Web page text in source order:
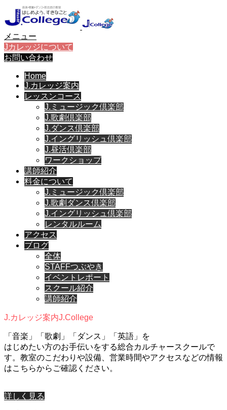
メニュー
Jカレッジについて
お問い合わせ
Home
J.カレッジ案内
レッスンコース
J.ミュージック倶楽部
J.歌劇倶楽部
J.ダンス倶楽部
J.イングリッシュ倶楽部
J.昼活倶楽部
ワークショップ
講師紹介
料金について
J.ミュージック倶楽部
J.歌劇ダンス倶楽部
J.イングリッシュ倶楽部
レンタルルーム
アクセス
ブログ
全体
STAFFつぶやき
イベントレポート
スクール紹介
講師紹介
J.カレッジ案内J.College
「音楽」「歌劇」「ダンス」「英語」を
はじめたい方のお手伝いをする総合カルチャースクールで
す。教室のこだわりや設備、営業時間やアクセスなどの情報
はこちらからご確認ください。
詳しく見る